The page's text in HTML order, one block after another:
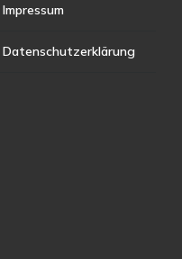
Impressum
Datenschutzerklärung